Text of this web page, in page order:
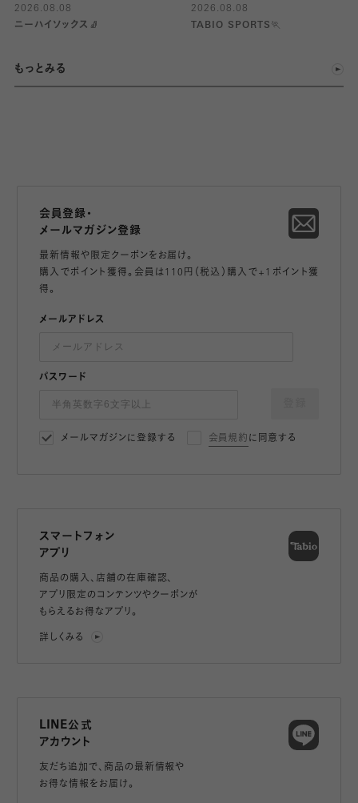
2026.08.08
ニーハイソックス🧦
2026.08.08
TABIO SPORTS🏃
もっとみる
会員登録・
メールマガジン登録
最新情報や限定クーポンをお届け。
購入でポイント獲得。会員は110円（税込）購入で+1ポイント獲
得。
メールアドレス
パスワード
メールマガジンに登録する 会員規約 に同意する
スマートフォン
アプリ
商品の購入、店舗の在庫確認、
アプリ限定のコンテンツやクーポンが
もらえるお得なアプリ。
詳しくみる
LINE公式
アカウント
友だち追加で、 商品の最新情報や
お得な情報をお届け。